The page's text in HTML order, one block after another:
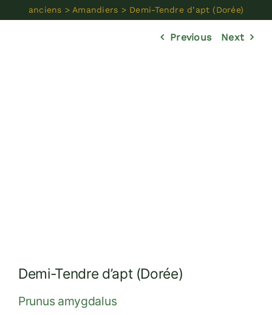
Réalisations
anciens > Amandiers > Demi-Tendre d’apt (Dorée)
Previous Next
Demi-Tendre d’apt (Dorée)
Prunus amygdalus